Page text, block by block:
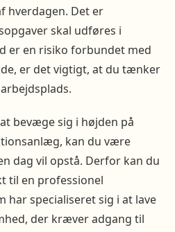
hverdagen. Det er
skal udføres i
er en risiko forbundet med
er det vigtigt, at du tænker
bevæge sig i højden på
kan du være
dag vil opstå. Derfor kan du
til en professionel
har specialiseret sig i at lave
der kræver adgang til